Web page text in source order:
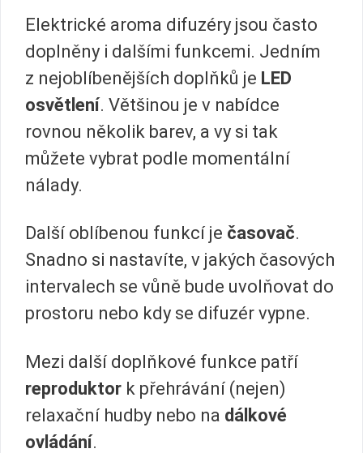
Elektrické aroma difuzéry jsou často
doplněny i dalšími funkcemi. Jedním
z nejoblíbenějších doplňků je LED
osvětlení. Většinou je v nabídce
rovnou několik barev, a vy si tak
můžete vybrat podle momentální
nálady.
Další oblíbenou funkcí je časovač.
Snadno si nastavíte, v jakých časových
intervalech se vůně bude uvolňovat do
prostoru nebo kdy se difuzér vypne.
Mezi další doplňkové funkce patří
reproduktor k přehrávání (nejen)
relaxační hudby nebo na dálkové
ovládání.